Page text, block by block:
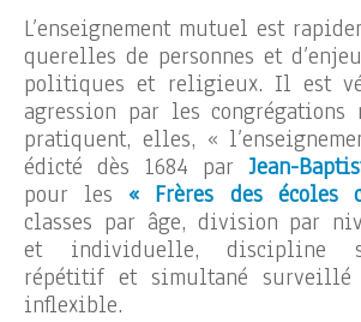
L’enseignement mutuel est
querelles de personnes et
politiques et religieux. Il est
agression par les
pratiquent, elles, «
édicté dès 1684 parJean-
pour les « Frères des écoles
classes par âge, division par
et individuelle, discipline
répétitif et simultané
inflexible.